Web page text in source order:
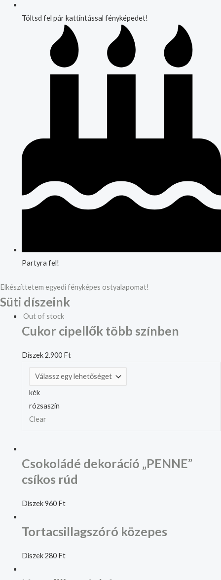
Töltsd fel pár kattintással fényképedet!
Partyra fel!
Elkészíttetem egyedi fényképes ostyalapomat!
Süti díszeink
Out of stock
Cukor cipellők több színben
Díszek2.900 Ft
kék
rózsaszín
Clear
Csokoládé dekoráció „PENNE”
csíkos rúd
Díszek960 Ft
Tortacsillagszóró közepes
Díszek280 Ft